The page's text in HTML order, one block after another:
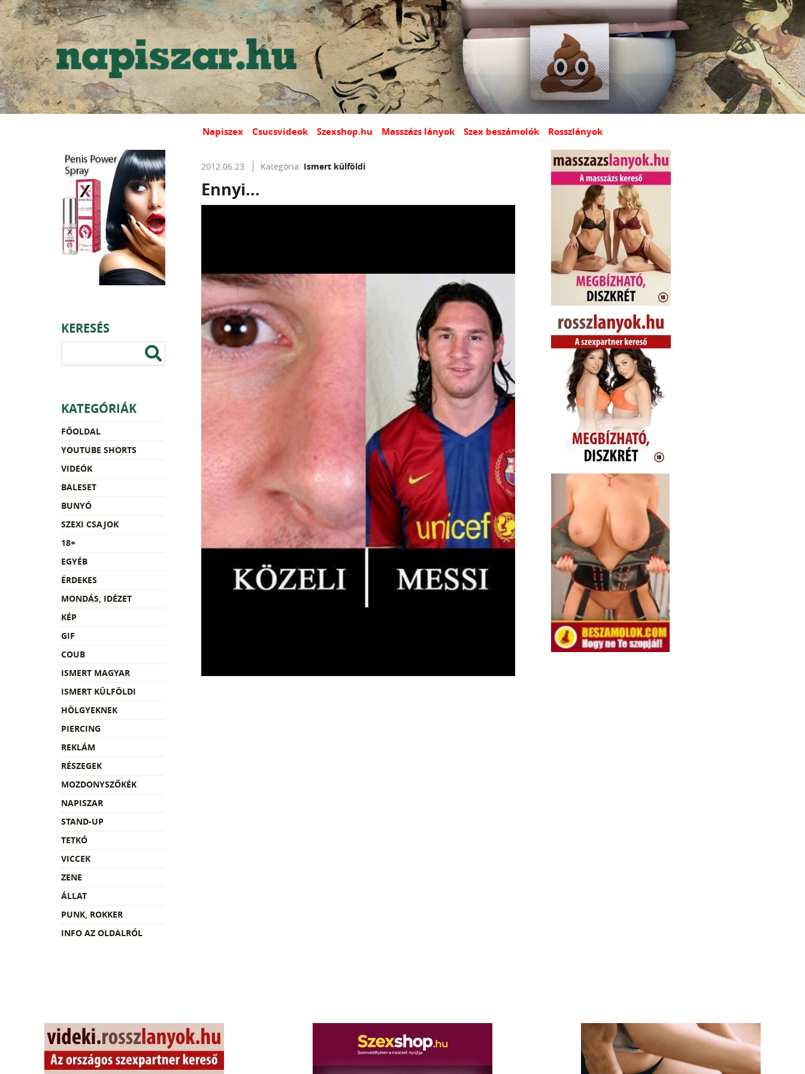
Napiszex Csucsvideok Szexshop.hu Masszázs lányok Szex beszámolók Rosszlányok
KERESÉS
KATEGÓRIÁK
FŐOLDAL
YOUTUBE SHORTS
VIDEÓK
BALESET
BUNYÓ
SZEXI CSAJOK
18+
EGYÉB
ÉRDEKES
MONDÁS, IDÉZET
KÉP
GIF
COUB
ISMERT MAGYAR
ISMERT KÜLFÖLDI
HÖLGYEKNEK
PIERCING
REKLÁM
RÉSZEGEK
MOZDONYSZŐKÉK
NAPISZAR
STAND-UP
TETKÓ
VICCEK
ZENE
ÁLLAT
PUNK, ROKKER
INFO AZ OLDALRÓL
2012.06.23. Kategória: Ismert külföldi
Ennyi...